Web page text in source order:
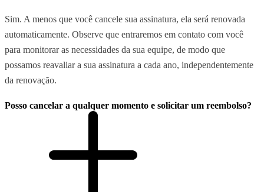
Sim. A menos que você cancele sua assinatura, ela será renovada
automaticamente. Observe que entraremos em contato com você
para monitorar as necessidades da sua equipe, de modo que
possamos reavaliar a sua assinatura a cada ano, independentemente
da renovação.
Posso cancelar a qualquer momento e solicitar um reembolso?